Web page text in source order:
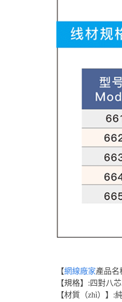
【網線廠家產品名
【規格】:四對八芯
【材質（zhì）】: